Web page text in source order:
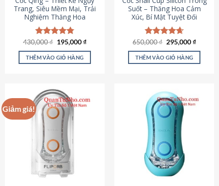
Trang, Siêu Mềm Mại, Trải
Nghiệm Thăng Hoa
Được xếp
hạng4.78
5 sao
430,000₫ Giá
là:
430,000 ₫.
195,000₫Giá
tại
THÊM VÀO GIỎ HÀNG
Suốt – Thăng Hoa Cảm
Xúc, Bí Mật Tuyệt Đối
Được xếp
hạng4.69
5 sao
650,000₫ Giá
là:
650,000 ₫.
295,000₫Giá
tại
THÊM VÀO GIỎ HÀNG
Giảm giá!